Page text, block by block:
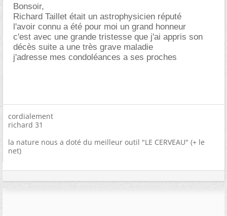
Bonsoir,
Richard Taillet était un astrophysicien réputé
l'avoir connu a été pour moi un grand honneur
c'est avec une grande tristesse que j'ai appris son
décès suite a une très grave maladie
j'adresse mes condoléances a ses proches
cordialement
richard 31
la nature nous a doté du meilleur outil "LE CERVEAU" (+ le
net)